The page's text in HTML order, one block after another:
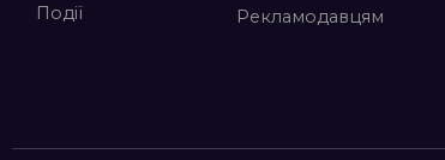
Події
Рекламодавцям